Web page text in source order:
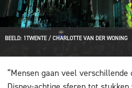
BEELD: 1TWENTE / CHARLOTTE VAN DER WONING
“Mensen gaan veel verschillende